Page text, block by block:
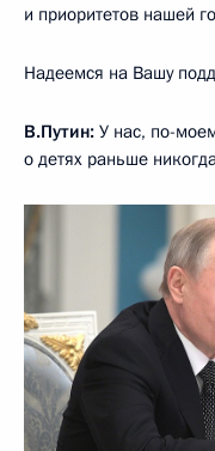
и приоритетов нашей
Надеемся на Вашу
В.Путин: У нас, по-
о детях раньше